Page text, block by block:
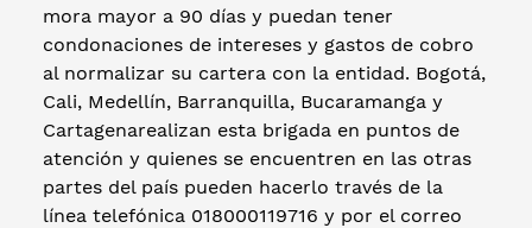
mora mayor a 90 días y puedan tener
condonaciones de intereses y gastos de cobro
al normalizar su cartera con la entidad. Bogotá,
Cali, Medellín, Barranquilla, Bucaramanga y
Cartagenarealizan esta brigada en puntos de
atención y quienes se encuentren en las otras
partes del país pueden hacerlo través de la
línea telefónica 018000119716 y por el correo